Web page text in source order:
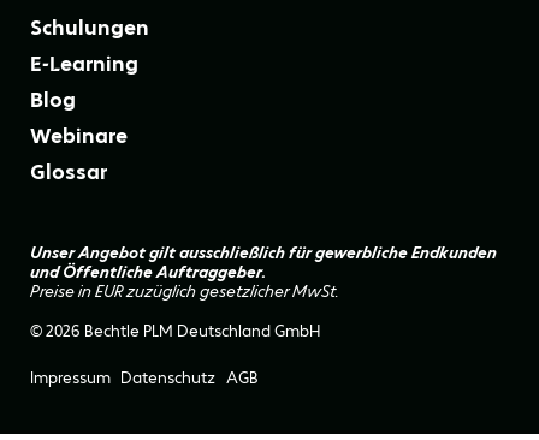
Schulungen
E-Learning
Blog
Webinare
Glossar
Unser Angebot gilt ausschließlich für gewerbliche Endkunden
und Öffentliche Auftraggeber.
Preise in EUR zuzüglich gesetzlicher MwSt.
© 2026 Bechtle PLM Deutschland GmbH
Impressum Datenschutz AGB